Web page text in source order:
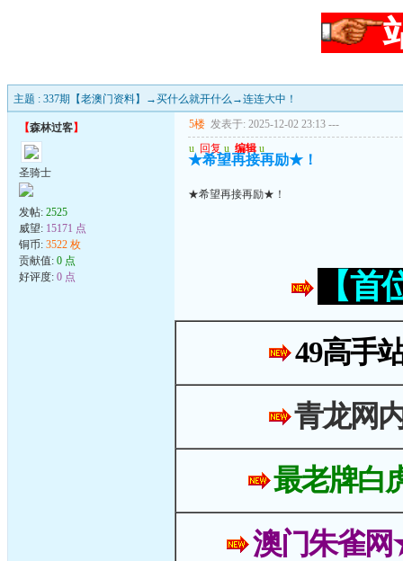
主题 : 337期【老澳门资料】→买什么就开什么→连连大中！
【森林过客】
圣骑士
发帖: 2525
威望: 15171 点
铜币: 3522 枚
贡献值: 0 点
好评度: 0 点
5楼 发表于: 2025-12-02 23:13 ---
u 回复 u 编辑 u
★希望再接再励★！
★希望再接再励★！
【
49高手
青龙网
最老牌白
澳门朱雀